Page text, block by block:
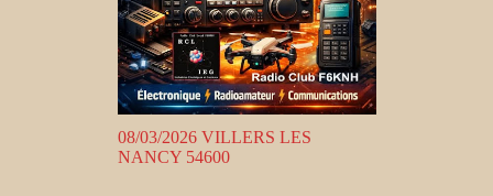
08/03/2026 VILLERS LES
NANCY 54600